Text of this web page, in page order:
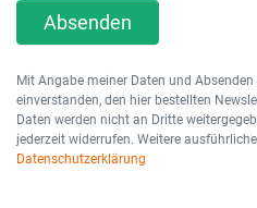
Absenden
Mit Angabe meiner Daten und
einverstanden, den hier bestellten
Daten werden nicht an Dritte
jederzeit widerrufen. Weitere
Datenschutzerklärung